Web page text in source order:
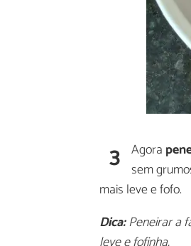
3 Agora
sem
mais leve e fofo.
Dica:Peneirar a